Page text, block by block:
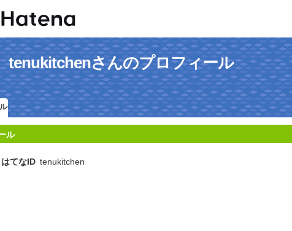
tenukitchenさんのプロフィール
ル
はてなID tenukitchen